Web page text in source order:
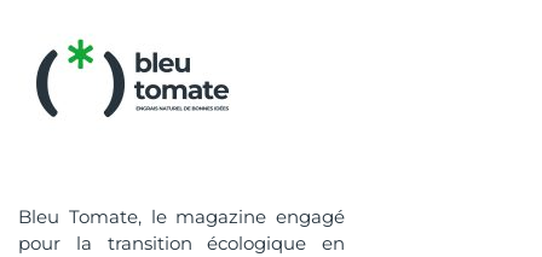
Bleu Tomate, le magazine engagé
pour la transition écologique en